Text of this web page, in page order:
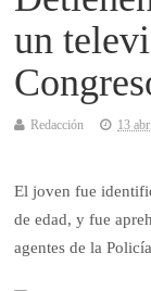
un
Redacción 13
El joven fue
de edad, y fue
agentes de la